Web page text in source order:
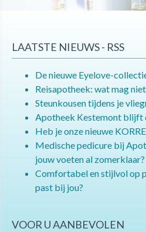
LAATSTE NIEUWS - RSS
De nieuwe Eyelove-
Reisapotheek: wat mag
Steunkousen tijdens je
Apotheek Kestemont blijft
Heb je onze nieuwe
Medische pedicure bij
jouw voeten al zomerklaar?
Comfortabel en stijlvol op
past bij jou?
VOOR U AANBEVOLEN